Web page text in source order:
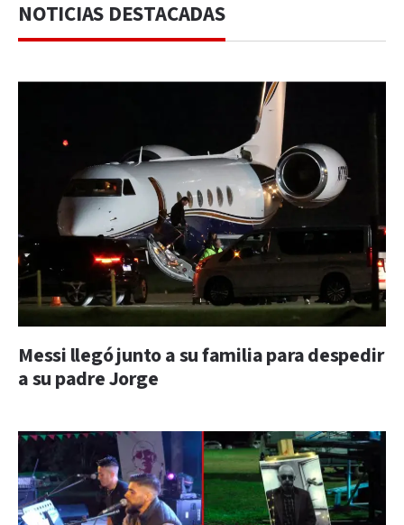
NOTICIAS DESTACADAS
Messi llegó junto a su familia para despedir
a su padre Jorge